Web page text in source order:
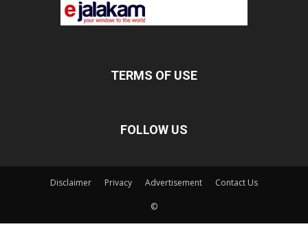
TERMS OF USE
FOLLOW US
Disclaimer Privacy Advertisement Contact Us
©